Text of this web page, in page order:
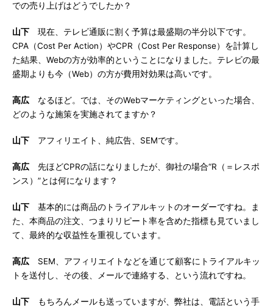
での売り上げはどうでしたか？
山下 現在、テレビ通販に割く予算は最盛期の半分以下です。
CPA（Cost Per Action）やCPR（Cost Per Response）を計算し
た結果、Webの方が効率的ということになりました。テレビの最
盛期よりも今（Web）の方が費用対効果は高いです。
高広 なるほど。では、そのWebマーケティングといった場合、
どのような施策を実施されてますか？
山下 アフィリエイト、純広告、SEMです。
高広 先ほどCPRの話になりましたが、御社の場合“R（＝レスポ
ンス）”とは何になります？
山下 基本的には商品のトライアルキットのオーダーですね。ま
た、本商品の注文、つまりリピート率を含めた指標も見ていまし
て、最終的な収益性を重視しています。
高広 SEM、アフィリエイトなどを通じて顧客にトライアルキッ
トを送付し、その後、メールで連絡する、という流れですね。
山下 もちろんメールも送っていますが、弊社は、電話という手